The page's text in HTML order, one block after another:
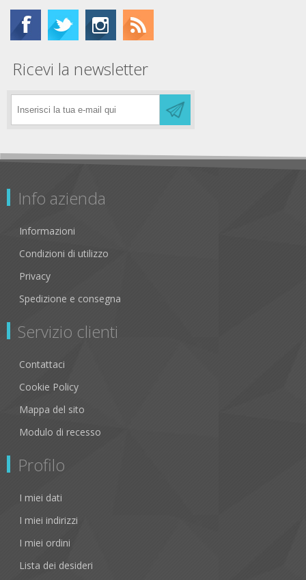
Ricevi la newsletter
Info azienda
Informazioni
Condizioni di utilizzo
Privacy
Spedizione e consegna
Servizio clienti
Contattaci
Cookie Policy
Mappa del sito
Modulo di recesso
Profilo
I miei dati
I miei indirizzi
I miei ordini
Lista dei desideri